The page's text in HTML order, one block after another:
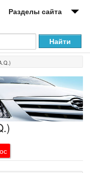
Разделы сайта